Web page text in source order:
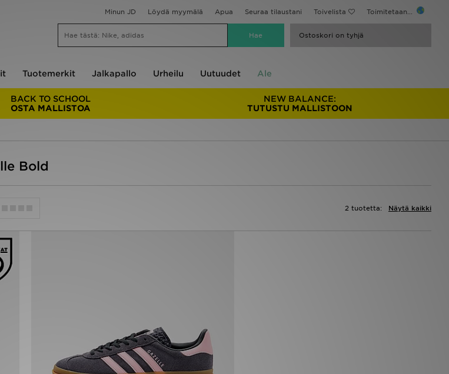
Minun JD Löydä myymälä Apua Seuraa tilaustani Toivelista Toimitetaan...
Ostoskori on tyhjä
Tuotemerkit Jalkapallo Urheilu Uutuudet Ale
BACK TO SCHOOL
OSTA MALLISTOA
NEW BALANCE:
TUTUSTU MALLISTOON
Bold
Näytä kaikki
2 tuotetta: